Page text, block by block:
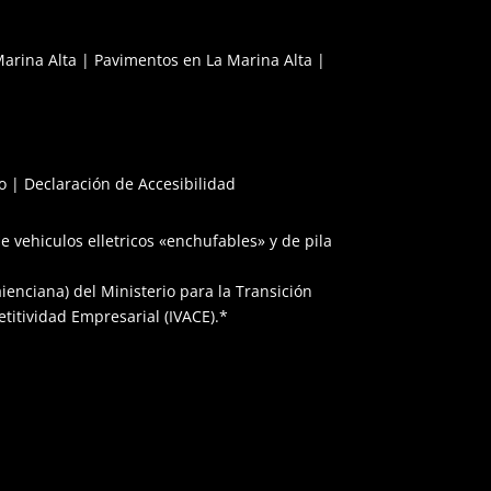
k
a
m
Alta | Pavimentos en La Marina Alta |
| Declaración de Accesibilidad
vehiculos elletricos «enchufables» y de pila
del Ministerio para la Transición
Empresarial (IVACE).*